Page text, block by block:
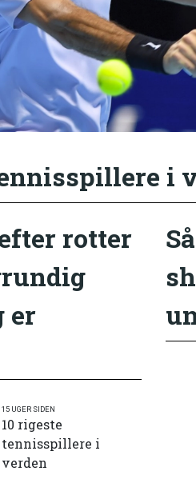
i
rotter
er
15 UGER SIDEN
10 rigeste
tennisspillere i
verden